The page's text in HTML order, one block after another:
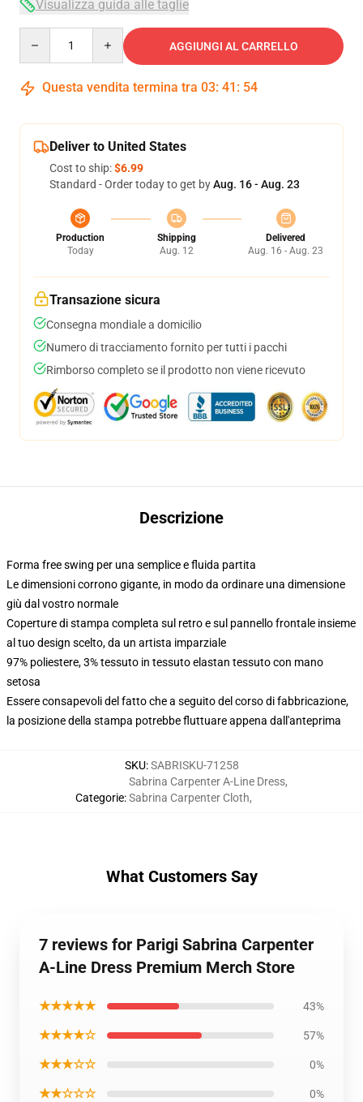
Visualizza guida alle taglie
AGGIUNGI AL CARRELLO
Questa vendita termina tra 03: 41 : 54
Deliver to United States
Cost to ship:$6.99
Standard - Order today to get byAug. 16 - Aug. 23
Production
Today
Shipping
Aug. 12
Delivered
Aug. 16 - Aug. 23
Transazione sicura
Consegna mondiale a domicilio
Numero di tracciamento fornito per tutti i pacchi
Rimborso completo se il prodotto non viene ricevuto
Descrizione
Forma free swing per una semplice e fluida partita
Le dimensioni corrono gigante, in modo da ordinare una dimensione
giù dal vostro normale
Coperture di stampa completa sul retro e sul pannello frontale insieme
al tuo design scelto, da un artista imparziale
97% poliestere, 3% tessuto in tessuto elastan tessuto con mano
setosa
Essere consapevoli del fatto che a seguito del corso di fabbricazione,
la posizione della stampa potrebbe fluttuare appena dall'anteprima
SKU:SABRISKU-71258
Categorie:
Sabrina Carpenter A-Line Dress,
Sabrina Carpenter Cloth,
What Customers Say
7 reviews for Parigi Sabrina Carpenter
A-Line Dress Premium Merch Store
★★★★★ 43%
★★★★☆ 57%
★★★☆☆ 0%
★★☆☆☆ 0%